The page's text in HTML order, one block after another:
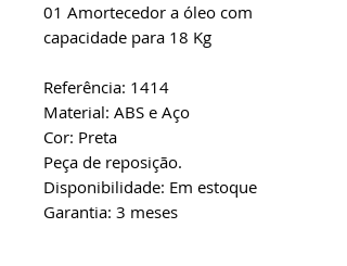
01 Amortecedor a óleo com
capacidade para 18 Kg
Referência: 1414
Material: ABS e Aço
Cor: Preta
Peça de reposição.
Disponibilidade: Em estoque
Garantia: 3 meses